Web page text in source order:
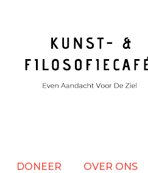
DONEER OVER ONS